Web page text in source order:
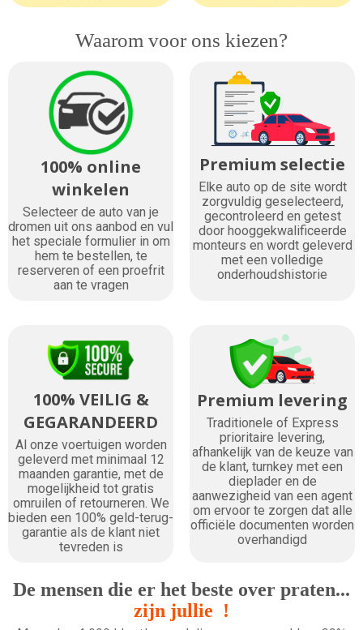
Waarom voor ons kiezen?
100% online
winkelen
Selecteer de auto van je
dromen uit ons aanbod en vul
het speciale formulier in om
hem te bestellen, te
reserveren of een proefrit
aan te vragen
Premium selectie
Elke auto op de site wordt
zorgvuldig geselecteerd,
gecontroleerd en getest
door hooggekwalificeerde
monteurs en wordt geleverd
met een volledige
onderhoudshistorie
100% VEILIG &
GEGARANDEERD
Al onze voertuigen worden
geleverd met minimaal 12
maanden garantie, met de
mogelijkheid tot gratis
omruilen of retourneren. We
bieden een 100% geld-terug-
garantie als de klant niet
tevreden is
Premium levering
Traditionele of Express
prioritaire levering,
afhankelijk van de keuze van
de klant, turnkey met een
dieplader en de
aanwezigheid van een agent
om ervoor te zorgen dat alle
officiële documenten worden
overhandigd
De mensen die er het beste over praten...
zijn jullie !